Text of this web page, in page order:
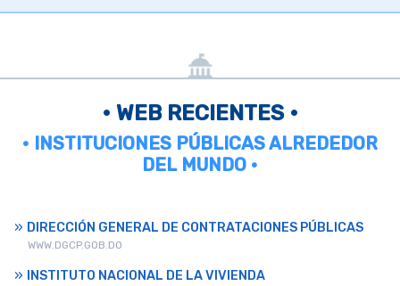
• WEB RECIENTES •
• INSTITUCIONES PÚBLICAS ALREDEDOR
DEL MUNDO •
DIRECCIÓN GENERAL DE CONTRATACIONES PÚBLICAS
WWW.DGCP.GOB.DO
INSTITUTO NACIONAL DE LA VIVIENDA